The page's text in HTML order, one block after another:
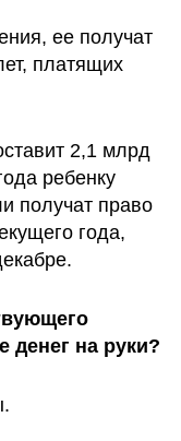
ее получат
платящих
2,1 млрд
ребенку
получат право
года,
денег на руки?